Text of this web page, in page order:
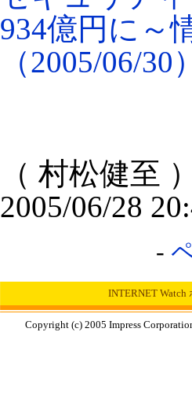
934億円に～
（2005/06/30
（ 村松健至
2005/06/28
-
INTERNET Watch
Copyright (c) 2005 Impress